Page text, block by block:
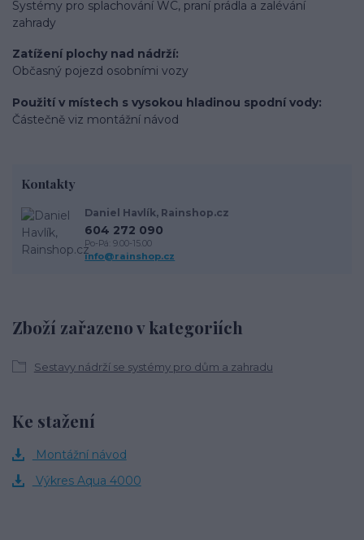
Systémy pro splachování WC, praní prádla a zalévání
zahrady
Zatížení plochy nad nádrží
Občasný pojezd osobními vozy
Použití v místech s vysokou hladinou spodní vody
Částečně viz montážní návod
Zboží zařazeno v kategoriích
Sestavy nádrží se systémy pro dům a zahradu
Kontakty
Daniel Havlík, Rainshop.cz
604 272 090
Po-Pá: 9.00-15.00
info@rainshop.cz
Ke stažení
Montážní návod
Výkres Aqua 4000